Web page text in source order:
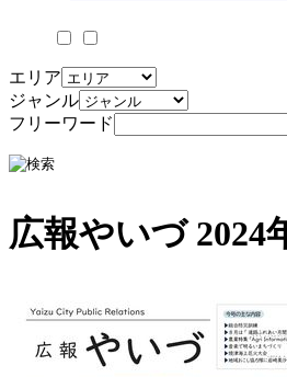
エリア
ジャンル
フリーワード
広報やいづ 2024